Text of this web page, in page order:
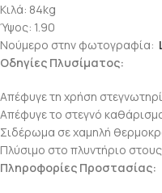
Κιλά: 84kg
Ύψος: 1.90
Νούμερο στην φωτογραφία:
Οδηγίες Πλυσίματος:
Απέφυγε τη χρήση
Απέφυγε το στεγνό
Σιδέρωμα σε χαμηλή
Πλύσιμο στο πλυντήριο
Πληροφορίες Προστασίας: